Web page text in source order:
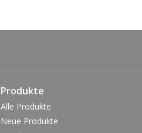
Produkte
Alle Produkte
Neue Produkte